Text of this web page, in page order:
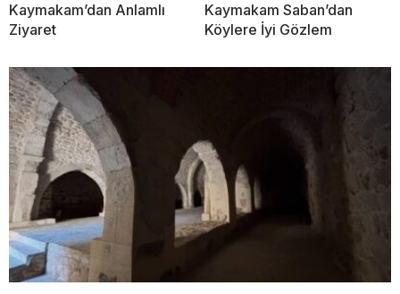
Kaymakam’dan Anlamlı
Ziyaret
Kaymakam Saban’dan
Köylere İyi Gözlem